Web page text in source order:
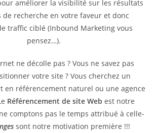
améliorer la visibilité sur les résultats
de recherche en votre faveur et donc
traffic ciblé (Inbound Marketing vous
pensez…).
ne décolle pas ? Vous ne savez pas
votre site ? Vous cherchez un
en référencement naturel ou une agence
Référencement de site Web est notre
comptons pas le temps attribué à celle-
sont notre motivation première !!!